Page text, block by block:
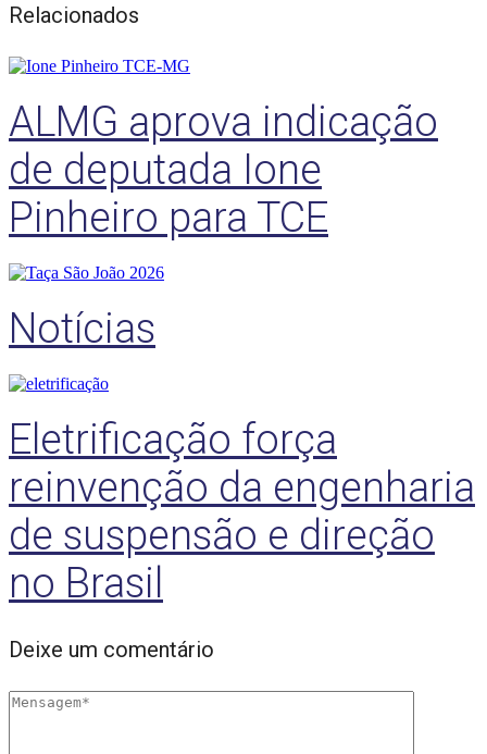
Relacionados
ALMG aprova indicação
de deputada Ione
Pinheiro para TCE
Notícias
Eletrificação força
reinvenção da engenharia
de suspensão e direção
no Brasil
Deixe um comentário